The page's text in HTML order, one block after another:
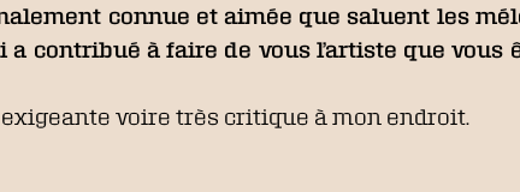
connue et aimée que saluent les
contribué à faire de vous l’artiste que vous
exigeante voire très critique à mon endroit.